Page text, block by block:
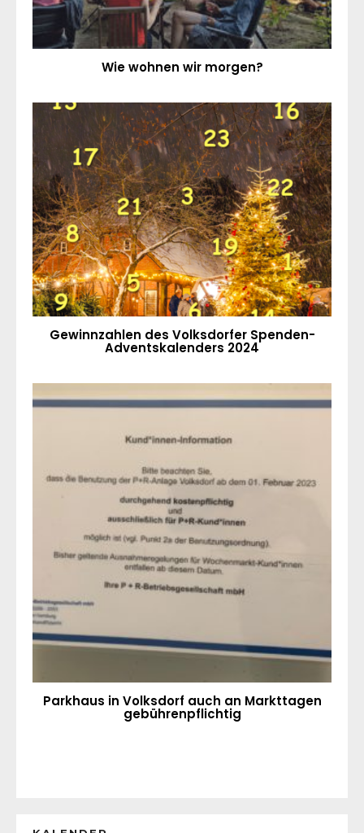
Wie wohnen wir morgen?
Gewinnzahlen des Volksdorfer Spenden-
Adventskalenders 2024
Parkhaus in Volksdorf auch an Markttagen
gebührenpflichtig